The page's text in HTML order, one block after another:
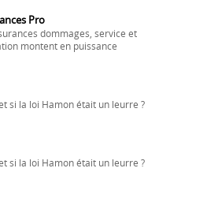
Pro
dommages, service et
montent en puissance
si la loi Hamon était un leurre ?
si la loi Hamon était un leurre ?